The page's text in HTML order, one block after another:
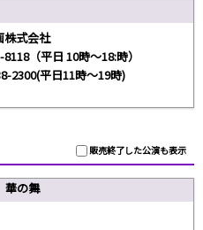
株式会社
（平日 10時〜18:時）
2300(平日11時～19時)
販売終了した公演も表示
華の舞